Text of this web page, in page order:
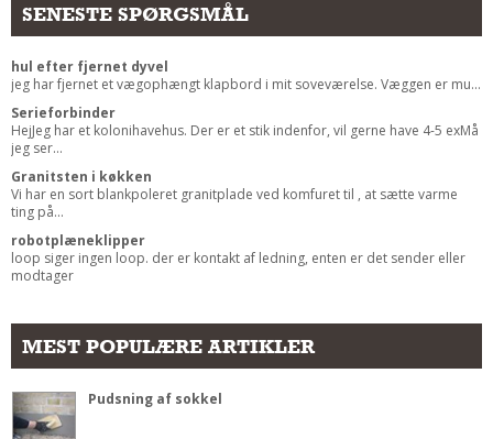
RENGØRING
Rengøring Af Overflader
Pletleksikon
SENESTE SPØRGSMÅL
hul efter fjernet dyvel
jeg har fjernet et vægophængt klapbord i mit soveværelse. Væggen er mu...
Serieforbinder
HejJeg har et kolonihavehus. Der er et stik indenfor, vil gerne have 4-5 exMå
jeg ser...
Granitsten i køkken
Vi har en sort blankpoleret granitplade ved komfuret til , at sætte varme
ting på...
robotplæneklipper
loop siger ingen loop. der er kontakt af ledning, enten er det sender eller
modtager
MEST POPULÆRE ARTIKLER
Pudsning af sokkel